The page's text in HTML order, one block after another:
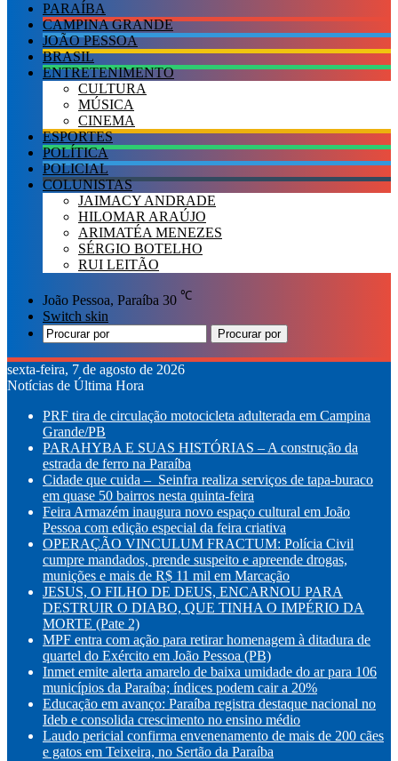
PARAÍBA
CAMPINA GRANDE
JOÃO PESSOA
BRASIL
ENTRETENIMENTO
CULTURA
MÚSICA
CINEMA
ESPORTES
POLÍTICA
POLICIAL
COLUNISTAS
JAIMACY ANDRADE
HILOMAR ARAÚJO
ARIMATÉA MENEZES
SÉRGIO BOTELHO
RUI LEITÃO
João Pessoa, Paraíba 30 ℃
Switch skin
Procurar por
sexta-feira, 7 de agosto de 2026
Notícias de Última Hora
PRF tira de circulação motocicleta adulterada em Campina
Grande/PB
PARAHYBA E SUAS HISTÓRIAS – A construção da
estrada de ferro na Paraíba
Cidade que cuida – Seinfra realiza serviços de tapa-buraco
em quase 50 bairros nesta quinta-feira
Feira Armazém inaugura novo espaço cultural em João
Pessoa com edição especial da feira criativa
OPERAÇÃO VINCULUM FRACTUM: Polícia Civil
cumpre mandados, prende suspeito e apreende drogas,
munições e mais de R$ 11 mil em Marcação
JESUS, O FILHO DE DEUS, ENCARNOU PARA
DESTRUIR O DIABO, QUE TINHA O IMPÉRIO DA
MORTE (Pate 2)
MPF entra com ação para retirar homenagem à ditadura de
quartel do Exército em João Pessoa (PB)
Inmet emite alerta amarelo de baixa umidade do ar para 106
municípios da Paraíba; índices podem cair a 20%
Educação em avanço: Paraíba registra destaque nacional no
Ideb e consolida crescimento no ensino médio
Laudo pericial confirma envenenamento de mais de 200 cães
e gatos em Teixeira, no Sertão da Paraíba